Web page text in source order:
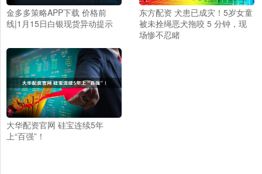
金多多策略APP下载 价格前
线|1月15日白银现货异动提示
东方配资 犬患已成灾！5岁女童
被未拴绳恶犬拖咬 5 分钟，现
场惨不忍睹
大华配资官网 硅宝连续5年
上“百强”！